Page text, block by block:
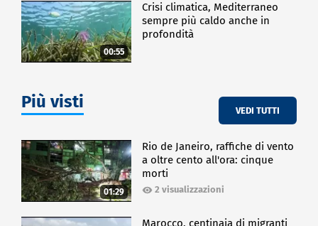
00:55
Crisi climatica, Mediterraneo
sempre più caldo anche in
profondità
Più visti VEDI TUTTI
01:29
Rio de Janeiro, raffiche di vento
a oltre cento all'ora: cinque
morti
2 visualizzazioni
Marocco, centinaia di migranti